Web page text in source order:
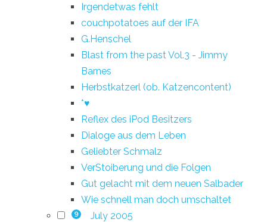
Irgendetwas fehlt
couchpotatoes auf der IFA
G.Henschel
Blast from the past Vol.3 - Jimmy
Barnes
Herbstkatzerl (ob. Katzencontent)
*♥
Reflex des iPod Besitzers
Dialoge aus dem Leben
Geliebter Schmalz
VerStoiberung und die Folgen
Gut gelacht mit dem neuen Salbader
Wie schnell man doch umschaltet
9 July 2005